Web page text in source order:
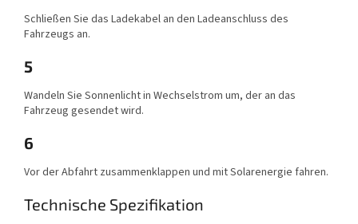
Schließen Sie das Ladekabel an den Ladeanschluss des
Fahrzeugs an.
5
Wandeln Sie Sonnenlicht in Wechselstrom um, der an das
Fahrzeug gesendet wird.
6
Vor der Abfahrt zusammenklappen und mit Solarenergie fahren.
Technische Spezifikation